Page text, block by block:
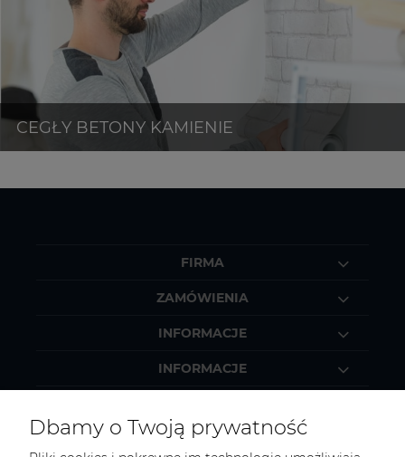
FIRMA
ZAMÓWIENIA
INFORMACJE
INFORMACJE
Dbamy o Twoją prywatność